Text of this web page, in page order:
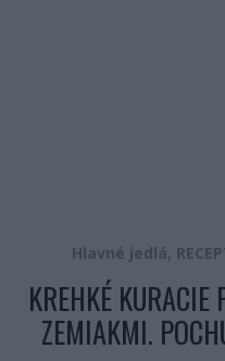
Hlavné jedlá,
KREHKÉ KURACIE
ZEMIAKMI.